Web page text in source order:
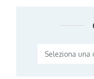
Categorie